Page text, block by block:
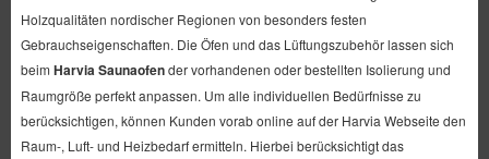
Holzqualitäten nordischer Regionen von besonders festen
Gebrauchseigenschaften. Die Öfen und das Lüftungszubehör lassen sich
beim Harvia Saunaofender vorhandenen oder bestellten Isolierung und
Raumgröße perfekt anpassen. Um alle individuellen Bedürfnisse zu
berücksichtigen, können Kunden vorab online auf der Harvia Webseite den
Raum-, Luft- und Heizbedarf ermitteln. Hierbei berücksichtigt das